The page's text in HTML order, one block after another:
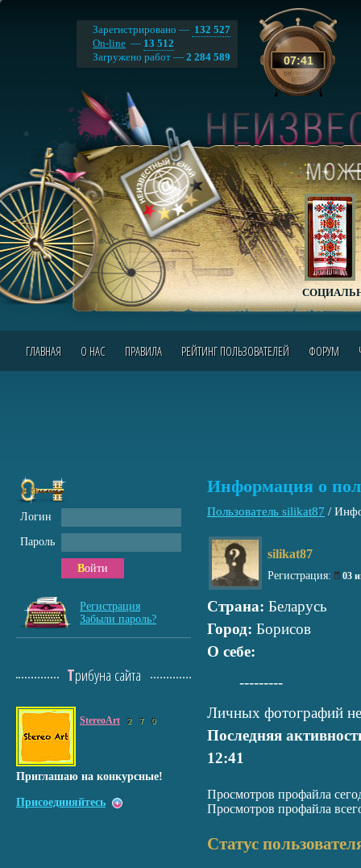
07:41
Зарегистрировано — 132 527
On-line — 13 512
Загружено работ — 2 284 589
ГЛАВНАЯ О НАС ПРАВИЛА РЕЙТИНГ ПОЛЬЗОВАТЕЛЕЙ ФОРУМ
Информация о
Пользователь silikat87 /
silikat87
Регистрация: 03
Страна: Беларусь
Город: Борисов
О себе:
---------
Личных фотографий
Последняя
12:41
Просмотров профайла
Просмотров профайла
Статус
Логин
Пароль
Войти
Регистрация
Забыли пароль?
Трибуна сайта
StereoArt 2 7 0
Приглашаю на конкурсные!
Присоединяйтесь